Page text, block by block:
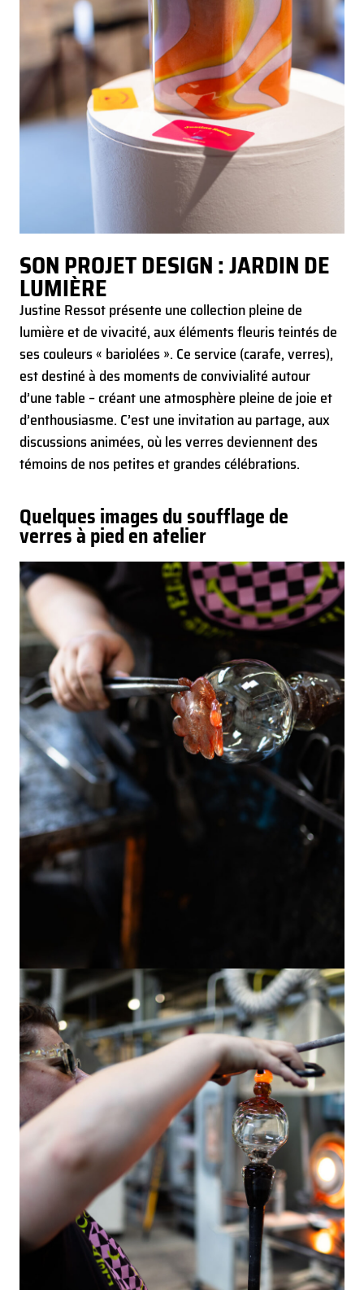
SON PROJET DESIGN : JARDIN DE
LUMIÈRE
Justine Ressot présente une collection pleine de
lumière et de vivacité, aux éléments fleuris teintés de
ses couleurs « bariolées ». Ce service (carafe, verres),
est destiné à des moments de convivialité autour
d’une table – créant une atmosphère pleine de joie et
d’enthousiasme. C’est une invitation au partage, aux
discussions animées, où les verres deviennent des
témoins de nos petites et grandes célébrations.
Quelques images du soufflage de
verres à pied en atelier